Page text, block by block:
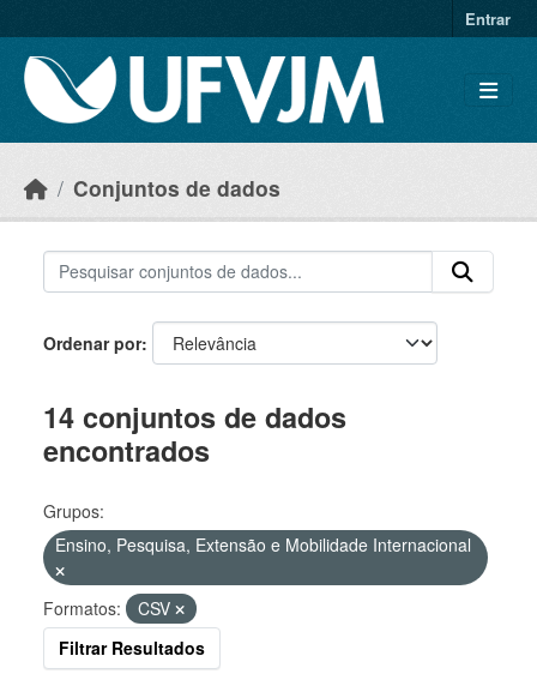
Entrar
Conjuntos de dados
Ordenar por
14 conjuntos de dados
encontrados
Grupos:
Ensino, Pesquisa, Extensão e Mobilidade Internacional
Formatos:
CSV
Filtrar Resultados